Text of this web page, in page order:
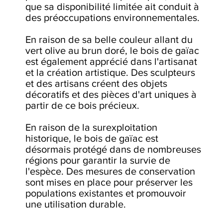
que sa disponibilité limitée ait conduit à
des préoccupations environnementales.
En raison de sa belle couleur allant du
vert olive au brun doré, le bois de gaïac
est également apprécié dans l'artisanat
et la création artistique. Des sculpteurs
et des artisans créent des objets
décoratifs et des pièces d'art uniques à
partir de ce bois précieux.
En raison de la surexploitation
historique, le bois de gaïac est
désormais protégé dans de nombreuses
régions pour garantir la survie de
l'espèce. Des mesures de conservation
sont mises en place pour préserver les
populations existantes et promouvoir
une utilisation durable.